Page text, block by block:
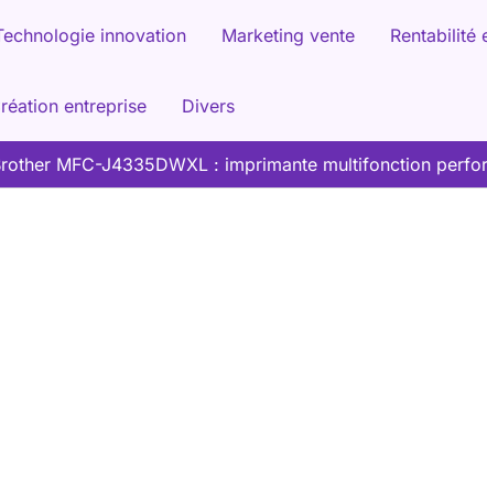
innovation Marketing vente Rentabilité
entreprise Divers
MFC-J4335DWXL : imprimante multifonction